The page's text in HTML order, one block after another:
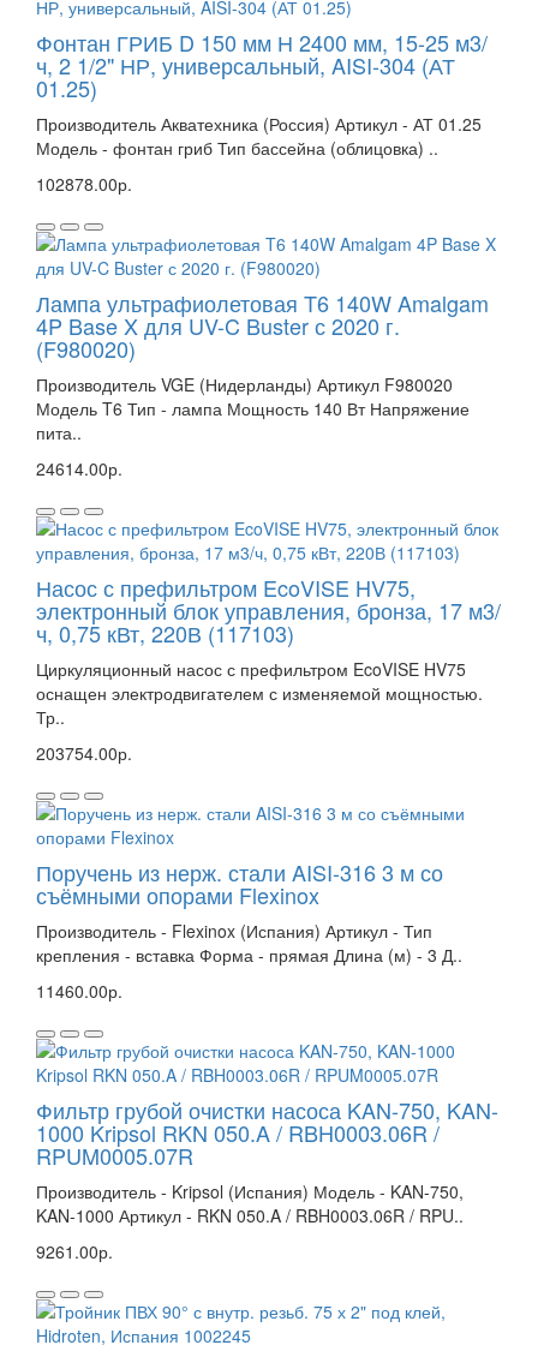
Фонтан ГРИБ D 150 мм Н 2400 мм, 15-25 м3/
ч, 2 1/2" НР, универсальный, AISI-304 (АТ
01.25)
Производитель Акватехника (Россия) Артикул - АТ 01.25
Модель - фонтан гриб Тип бассейна (облицовка) ..
102878.00р.
Лампа ультрафиолетовая T6 140W Amalgam
4P Base X для UV-C Buster с 2020 г.
(F980020)
Производитель VGE (Нидерланды) Артикул F980020
Модель T6 Тип - лампа Мощность 140 Вт Напряжение
пита..
24614.00р.
Насос с префильтром EcoVISE HV75,
электронный блок управления, бронза, 17 м3/
ч, 0,75 кВт, 220В (117103)
Циркуляционный насос с префильтром EcoVISE HV75
оснащен электродвигателем с изменяемой мощностью.
Тр..
203754.00р.
Поручень из нерж. стали AISI-316 3 м со
съёмными опорами Flexinox
Производитель - Flexinox (Испания) Артикул - Тип
крепления - вставка Форма - прямая Длина (м) - 3 Д..
11460.00р.
Фильтр грубой очистки насоса KAN-750, KAN-
1000 Kripsol RKN 050.A / RBH0003.06R /
RPUM0005.07R
Производитель - Kripsol (Испания) Модель - KAN-750,
KAN-1000 Артикул - RKN 050.A / RBH0003.06R / RPU..
9261.00р.